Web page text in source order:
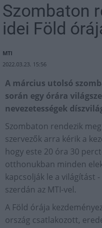
Szombaton
idei Föld
MTI
2022.03.23. 15:56
A március utolsó
során egy órára
nevezetességek
Szombaton rendezik
szervezők arra kérik a
hogy este 20 óra 30
otthonukban minden
kapcsolják le a világítást
szerdán az MTI-vel.
A Föld órája
ország csatlakozott,